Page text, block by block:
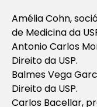
Amélia Cohn,
de Medicina da
Antonio Carlos
Direito da USP.
Balmes Vega
Direito da USP.
Carlos Bacellar,